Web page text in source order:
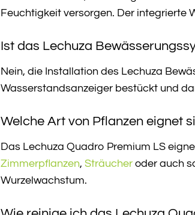
Feuchtigkeit versorgen. Der integrierte
Ist das Lechuza
Nein, die Installation des Lechuza
Wasserstandsanzeiger bestückt und
Welche Art von Pflanzen eignet
Das Lechuza Quadro Premium LS
Zimmerpflanzen, Sträucher oder auch
Wurzelwachstum.